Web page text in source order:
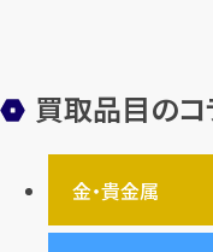
装飾品 オメガ
エルメス ダイヤモ
投資 金地金 金
買取品目のコ
金・貴金属